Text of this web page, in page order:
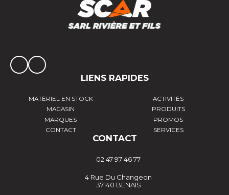
LIENS RAPIDES
MATÉRIEL EN STOCK
ACTIVITÉS
MAGASIN
PRODUITS
MARQUES
PROMOS
CONTACT
SERVICES
CONTACT
02 47 97 46 77
4 Rue Du Changeon
37140 BENAIS